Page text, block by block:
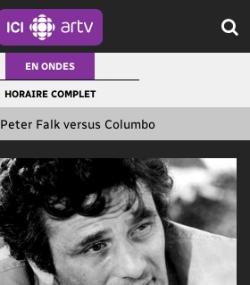
EN ONDES
HORAIRE COMPLET
Peter Falk versus Columbo